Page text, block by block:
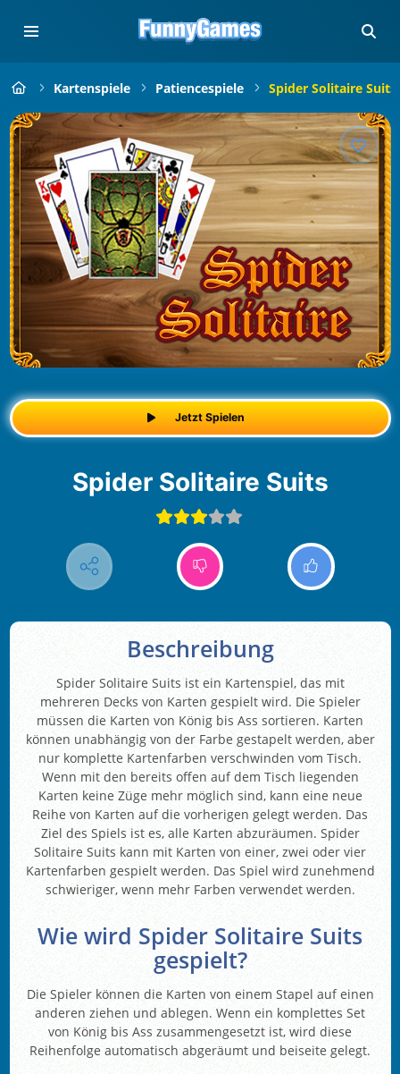
Kartenspiele Patiencespiele Spider Solitaire Suits
Jetzt Spielen
Spider Solitaire Suits
Beschreibung
Spider Solitaire Suits ist ein Kartenspiel, das mit
mehreren Decks von Karten gespielt wird. Die Spieler
müssen die Karten von König bis Ass sortieren. Karten
können unabhängig von der Farbe gestapelt werden, aber
nur komplette Kartenfarben verschwinden vom Tisch.
Wenn mit den bereits offen auf dem Tisch liegenden
Karten keine Züge mehr möglich sind, kann eine neue
Reihe von Karten auf die vorherigen gelegt werden. Das
Ziel des Spiels ist es, alle Karten abzuräumen. Spider
Solitaire Suits kann mit Karten von einer, zwei oder vier
Kartenfarben gespielt werden. Das Spiel wird zunehmend
schwieriger, wenn mehr Farben verwendet werden.
Wie wird Spider Solitaire Suits
gespielt?
Die Spieler können die Karten von einem Stapel auf einen
anderen ziehen und ablegen. Wenn ein komplettes Set
von König bis Ass zusammengesetzt ist, wird diese
Reihenfolge automatisch abgeräumt und beiseite gelegt.